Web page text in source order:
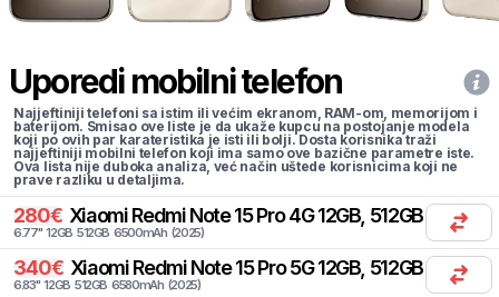
Uporedi mobilni telefon
Najjeftiniji telefoni sa istim ili većim ekranom, RAM-om, memorijom i
baterijom. Smisao ove liste je da ukaže kupcu na postojanje modela
koji po ovih par karateristika je isti ili bolji. Dosta korisnika traži
najjeftiniji mobilni telefon koji ima samo ove bazične parametre iste.
Ova lista nije duboka analiza, već način uštede korisnicima koji ne
prave razliku u detaljima.
280€ Xiaomi Redmi Note 15 Pro 4G 12GB, 512GB, 2x SIM
6.77" 12GB 512GB 6500mAh (2025)
340€ Xiaomi Redmi Note 15 Pro 5G 12GB, 512GB, 2x SIM
6.83" 12GB 512GB 6580mAh (2025)